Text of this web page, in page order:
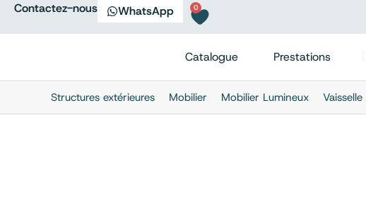
Contactez-nous WhatsApp 0
Catalogue Prestations
Structures extérieures Mobilier Mobilier Lumineux Vaisselle